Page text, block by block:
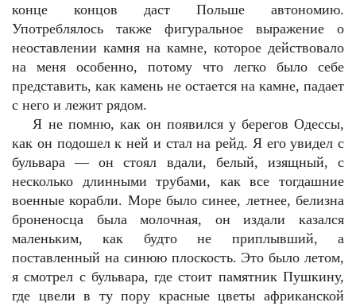
конце концов даст Польше автономию.
Употреблялось также фигуральное выражение о
неоставлении камня на камне, которое действовало
на меня особенно, потому что легко было себе
представить, как камень не остается на камне, падает
с него и лежит рядом.
Я не помню, как он появился у берегов Одессы,
как он подошел к ней и стал на рейд. Я его увидел с
бульвара — он стоял вдали, белый, изящный, с
несколько длинными трубами, как все тогдашние
военные корабли. Море было синее, летнее, белизна
броненосца была молочная, он издали казался
маленьким, как будто не приплывший, а
поставленный на синюю плоскость. Это было летом,
я смотрел с бульвара, где стоит памятник Пушкину,
где цвели в ту пору красные цветы африканской